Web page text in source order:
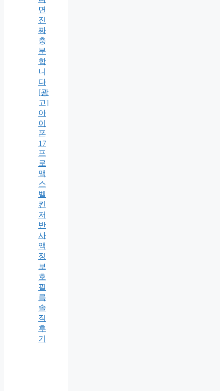
면
진
짜
충
분
합
니
다
[광
고]
아
이
폰
17
프
로
맥
스
벨
킨
저
반
사
액
정
보
호
필
름
솔
직
후
기